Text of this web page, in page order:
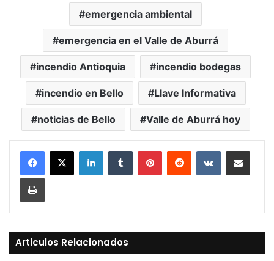
emergencia ambiental
emergencia en el Valle de Aburrá
incendio Antioquia incendio bodegas
incendio en Bello Llave Informativa
noticias de Bello Valle de Aburrá hoy
LinkedInTumblr PinterestReddit VKontakteCompartir vía Mail
Print
Articulos Relacionados